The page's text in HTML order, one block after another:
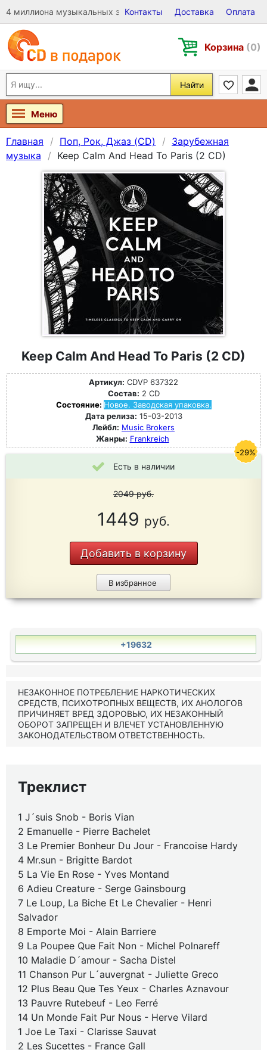
4 миллиона музыкальных записей на Виниле, CD и DVD
Контакты Доставка Оплата
Корзина (0)
Найти
Меню
Главная Поп, Рок, Джаз (CD)
Зарубежная
музыка
Keep Calm And Head To Paris (2 CD)
Keep Calm And Head To Paris (2 CD)
Артикул: CDVP 637322
Состав: 2 CD
Состояние: Новое. Заводская упаковка.
Дата релиза: 15-03-2013
Лейбл: Music Brokers
Жанры: Frankreich
Есть в наличии
2049руб.
1449 руб.
Добавить в корзину
В избранное
-29%
+19632
НЕЗАКОННОЕ ПОТРЕБЛЕНИЕ НАРКОТИЧЕСКИХ
СРЕДСТВ, ПСИХОТРОПНЫХ ВЕЩЕСТВ, ИХ АНОЛОГОВ
ПРИЧИНЯЕТ ВРЕД ЗДОРОВЬЮ, ИХ НЕЗАКОННЫЙ
ОБОРОТ ЗАПРЕЩЕН И ВЛЕЧЕТ УСТАНОВЛЕННУЮ
ЗАКОНОДАТЕЛЬСТВОМ ОТВЕТСТВЕННОСТЬ.
Треклист
1 J´suis Snob - Boris Vian
2 Emanuelle - Pierre Bachelet
3 Le Premier Bonheur Du Jour - Francoise Hardy
4 Mr.sun - Brigitte Bardot
5 La Vie En Rose - Yves Montand
6 Adieu Creature - Serge Gainsbourg
7 Le Loup, La Biche Et Le Chevalier - Henri
Salvador
8 Emporte Moi - Alain Barriere
9 La Poupee Que Fait Non - Michel Polnareff
10 Maladie D´amour - Sacha Distel
11 Chanson Pur L´auvergnat - Juliette Greco
12 Plus Beau Que Tes Yeux - Charles Aznavour
13 Pauvre Rutebeuf - Leo Ferré
14 Un Monde Fait Pur Nous - Herve Vilard
1 Joe Le Taxi - Clarisse Sauvat
2 Les Sucettes - France Gall